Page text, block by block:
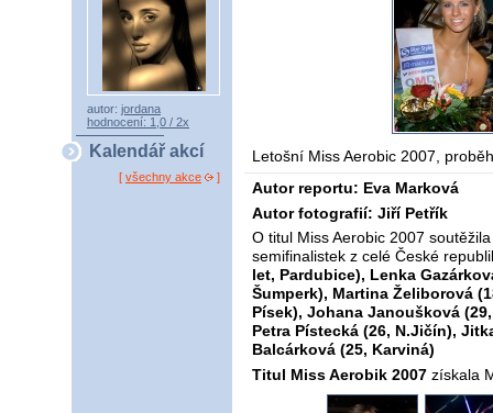
autor: jordana
hodnocení: 1,0 / 2x
Kalendář akcí
[ všechny akce ]
Letošní Miss Aerobic 2007,
Autor reportu: Eva Marková
Autor fotografií: Jiří Petřík
O titul Miss Aerobic 2007
semifinalistek z celé České
let, Pardubice), Lenka
Šumperk), Martina Želiborová
Písek), Johana Janoušková
Petra Pístecká (26, N.Jičín),
Balcárková (25, Karviná)
Titul Miss Aerobik 2007 získala